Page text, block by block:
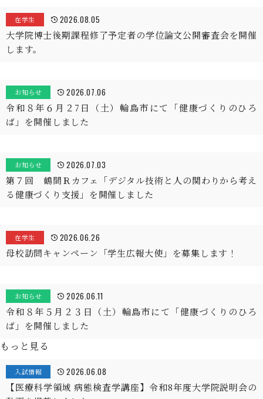
在学生 2026.08.05
大学院博士後期課程修了予定者の学位論文公開審査会を開催
します。
お知らせ 2026.07.06
令和８年６月２7日（土）輪島市にて「健康づくりのひろ
ば」を開催しました
お知らせ 2026.07.03
第７回 鶴間Ｒカフェ「デジタル技術と人の関わりから考え
る健康づくり支援」を開催しました
在学生 2026.06.26
母校訪問キャンペーン「学生広報大使」を募集します！
お知らせ 2026.06.11
令和８年５月２３日（土）輪島市にて「健康づくりのひろ
ば」を開催しました
もっと見る
入試情報 2026.06.08
【医療科学領域 病態検査学講座】令和8年度大学院説明会の